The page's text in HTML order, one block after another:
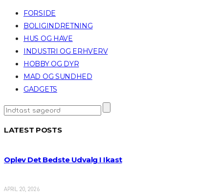
FORSIDE
BOLIGINDRETNING
HUS OG HAVE
INDUSTRI OG ERHVERV
HOBBY OG DYR
MAD OG SUNDHED
GADGETS
LATEST POSTS
Oplev Det Bedste Udvalg I Ikast
APRIL 20, 2026